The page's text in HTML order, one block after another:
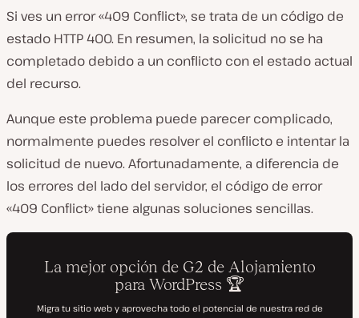
Si ves un error «409 Conflict», se trata de un código de
estado HTTP 400. En resumen, la solicitud no se ha
completado debido a un conflicto con el estado actual
del recurso.
Aunque este problema puede parecer complicado,
normalmente puedes resolver el conflicto e intentar la
solicitud de nuevo. Afortunadamente, a diferencia de
los errores del lado del servidor, el código de error
«409 Conflict» tiene algunas soluciones sencillas.